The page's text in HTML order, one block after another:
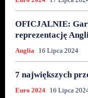
OFICJALNIE:
reprezentację
Anglia 16 Lipca 2024
7 największych
Euro 2024 16 Lipca